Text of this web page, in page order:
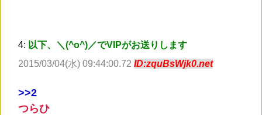
4: 以下、＼(^o^)／でVIPがお送りします
2015/03/04(水) 09:44:00.72 ID:zquBsWjk0.net
>>2
つらひ